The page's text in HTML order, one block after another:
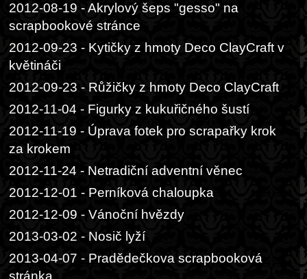
2012-08-19 - Akrylový šeps "gesso" na
scrapbookové stránce
2012-09-23 - Kytičky z hmoty Deco ClayCraft v
květináči
2012-09-23 - Růžičky z hmoty Deco ClayCraft
2012-11-04 - Figurky z kukuřičného šustí
2012-11-19 - Úprava fotek pro scrapařky krok
za krokem
2012-11-24 - Netradiční adventní věnec
2012-12-01 - Perníková chaloupka
2012-12-09 - Vánoční hvězdy
2013-03-02 - Nosič lyží
2013-04-07 - Pradědečkova scrapbooková
stránka